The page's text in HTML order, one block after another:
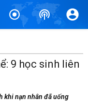
9 học sinh liên
khi nạn nhân đã uống